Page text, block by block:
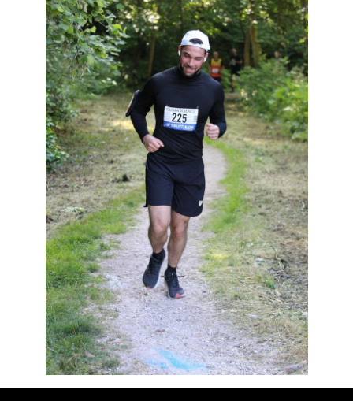
Parcours
Résultats
Devenez bénévoles
Partenaires
Photos▼